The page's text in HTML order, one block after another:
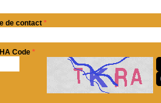
de contact *
Code *